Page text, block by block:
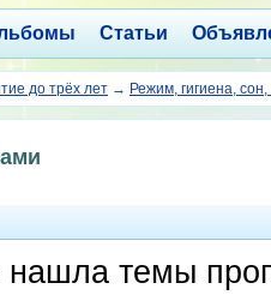
Статьи
до трёх лет → Режим, гигиена,
темы